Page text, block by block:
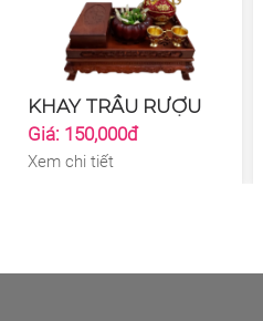
KHAY TRẦU RƯỢU
Giá: 150,000đ
Xem chi tiết